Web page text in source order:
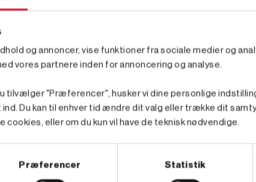
og annoncer, vise funktioner fra sociale medier og
vores partnere inden for annoncering og analyse.
tilvælger "Præferencer", husker vi dine personlige
Du kan til enhver tid ændre dit valg eller trække dit
cookies, eller om du kun vil have de teknisk nødvendige.
Præferencer Statistik